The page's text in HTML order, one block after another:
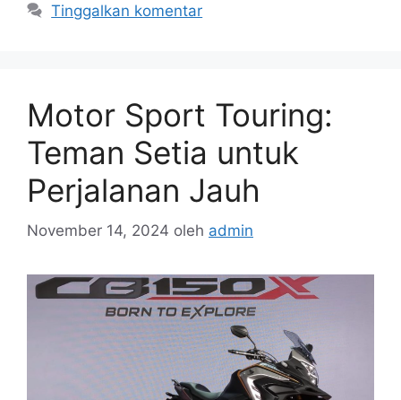
Tinggalkan komentar
Motor Sport Touring:
Teman Setia untuk
Perjalanan Jauh
November 14, 2024 oleh admin